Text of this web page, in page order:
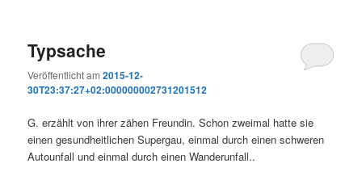
Typsache
Veröffentlicht am2015-12-
30T23:37:27+02:000000002731201512
G. erzählt von ihrer zähen Freundin. Schon zweimal hatte sie
einen gesundheitlichen Supergau, einmal durch einen schweren
Autounfall und einmal durch einen Wanderunfall..